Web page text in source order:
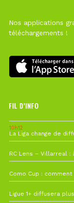
Nos applications
téléchargements !
FIL D’INFO
10h12